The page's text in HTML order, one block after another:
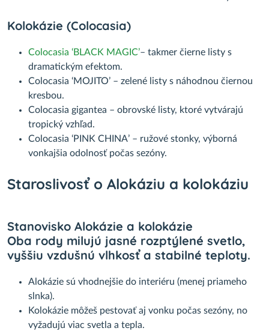
Kolokázie (Colocasia)
Colocasia ‘BLACK MAGIC’– takmer čierne listy s
dramatickým efektom.
Colocasia ‘MOJITO’ – zelené listy s náhodnou čiernou
kresbou.
Colocasia gigantea – obrovské listy, ktoré vytvárajú
tropický vzhľad.
Colocasia ‘PINK CHINA’ – ružové stonky, výborná
vonkajšia odolnosť počas sezóny.
Staroslivosť o Alokáziu a kolokáziu
Stanovisko Alokázie a kolokázie
Oba rody milujú jasné rozptýlené svetlo,
vyššiu vzdušnú vlhkosť a stabilné teploty.
Alokázie sú vhodnejšie do interiéru (menej priameho
slnka).
Kolokázie môžeš pestovať aj vonku počas sezóny, no
vyžadujú viac svetla a tepla.